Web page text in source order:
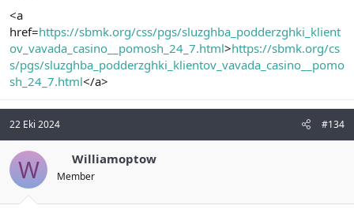
<a
href=https://sbmk.org/css/pgs/sluzghba_podderzghki_klient
ov_vavada_casino__pomosh_24_7.html>https://sbmk.org/cs
s/pgs/sluzghba_podderzghki_klientov_vavada_casino__pomo
sh_24_7.html</a>
22 Eki 2024 #134
W Williamoptow
Member